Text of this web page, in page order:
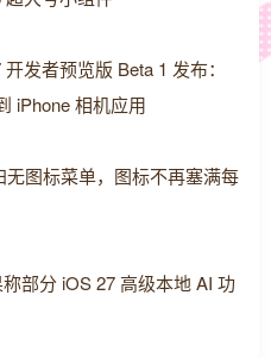
发者预览版 Beta 1 发布：
iPhone 相机应用
图标菜单，图标不再塞满每
部分 iOS 27 高级本地 AI 功